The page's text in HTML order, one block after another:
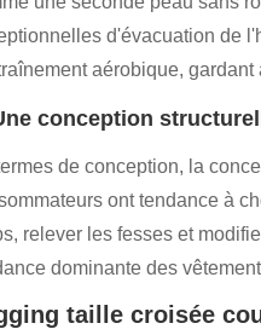
d'évacuation de
aérobique,
conception
de conception, la
ont tendance à
relever les fesses et
dominante des
taille croisée